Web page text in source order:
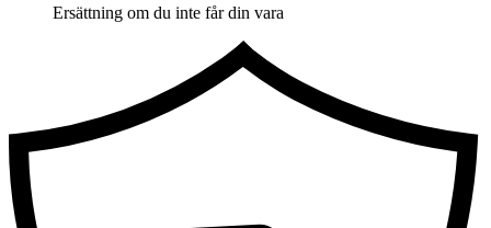
Ersättning om du inte får din vara